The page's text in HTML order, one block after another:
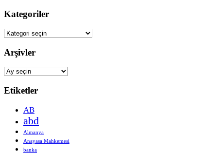
Kategoriler
Kategoriler
Arşivler
Arşivler
Etiketler
AB
abd
Almanya
Anayasa Mahkemesi
banka